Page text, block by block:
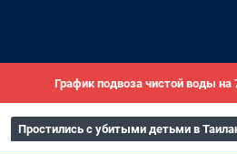
График подвоза чистой воды на
Простились с убитыми детьми в